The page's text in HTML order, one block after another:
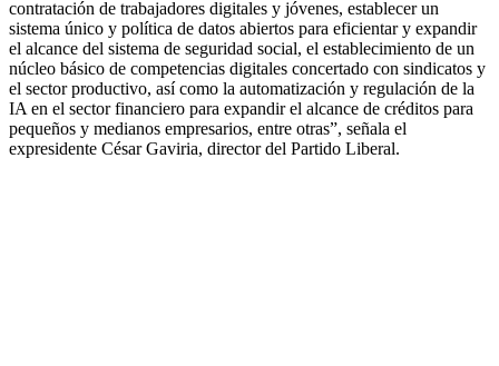
contratación de trabajadores digitales y jóvenes, establecer un
sistema único y política de datos abiertos para eficientar y expandir
el alcance del sistema de seguridad social, el establecimiento de un
núcleo básico de competencias digitales concertado con sindicatos y
el sector productivo, así como la automatización y regulación de la
IA en el sector financiero para expandir el alcance de créditos para
pequeños y medianos empresarios, entre otras”, señala el
expresidente César Gaviria, director del Partido Liberal.